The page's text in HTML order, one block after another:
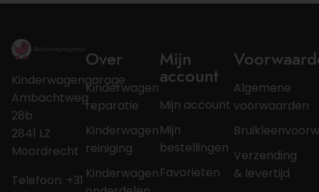
Kinderwagengarage
Ambachtweg
28b
2841 LZ
Moordrecht
Telefoon: +31
Over
Kinderwagen
reparatie
Kinderwagen
reiniging
Kinderwagen
Mijn
account
Mijn account
Mijn
bestellingen
Favorieten
Algemene
voorwaarden
Verzending
& levertijd